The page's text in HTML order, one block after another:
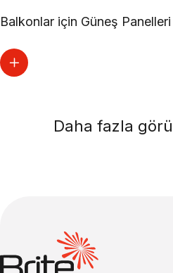
Balkonlar için Güneş
Daha fazla